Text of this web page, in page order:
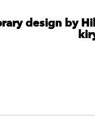
design by